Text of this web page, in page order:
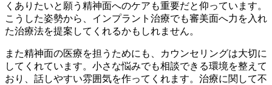
くありたいと願う精神面へのケアも重要だと仰っています。
こうした姿勢から、インプラント治療でも審美面へ力を入れ
た治療法を提案してくれるかもしれません。
また精神面の医療を担うためにも、カウンセリングは大切に
してくれています。小さな悩みでも相談できる環境を整えて
おり、話しやすい雰囲気を作ってくれます。治療に関して不